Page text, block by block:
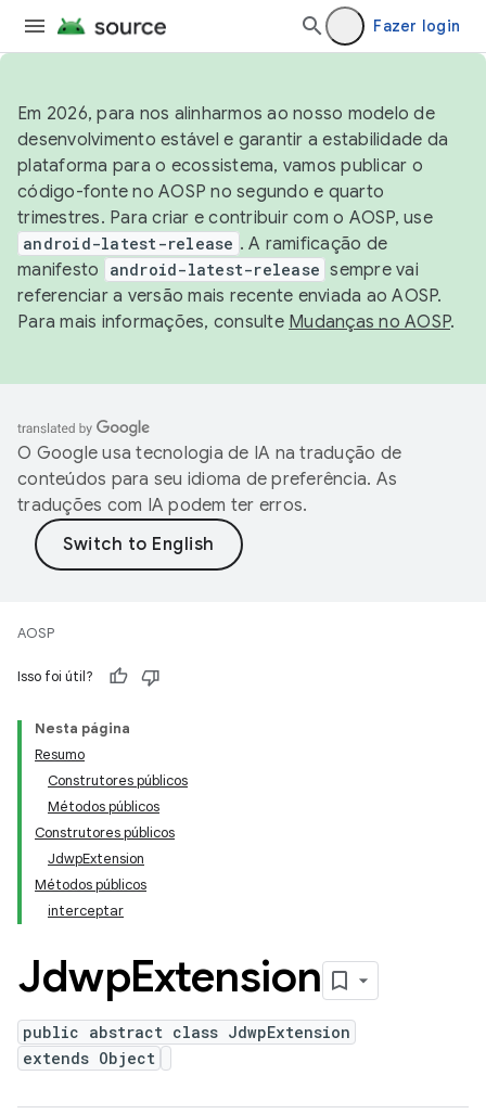
Fazer login
Em 2026, para nos alinharmos ao nosso modelo de
desenvolvimento estável e garantir a estabilidade da
plataforma para o ecossistema, vamos publicar o
código-fonte no AOSP no segundo e quarto
trimestres. Para criar e contribuir com o AOSP, use
android-latest-release . A ramificação de
manifesto
android-latest-release sempre vai
referenciar a versão mais recente enviada ao AOSP.
Para mais informações, consulte Mudanças no AOSP.
O Google usa tecnologia de IA na tradução de
conteúdos para seu idioma de preferência. As
traduções com IA podem ter erros.
AOSP
Isso foi útil?
Nesta página
Resumo
Construtores públicos
Métodos públicos
Construtores públicos
JdwpExtension
Métodos públicos
interceptar
JdwpExtension
public abstract class JdwpExtension
extends Object